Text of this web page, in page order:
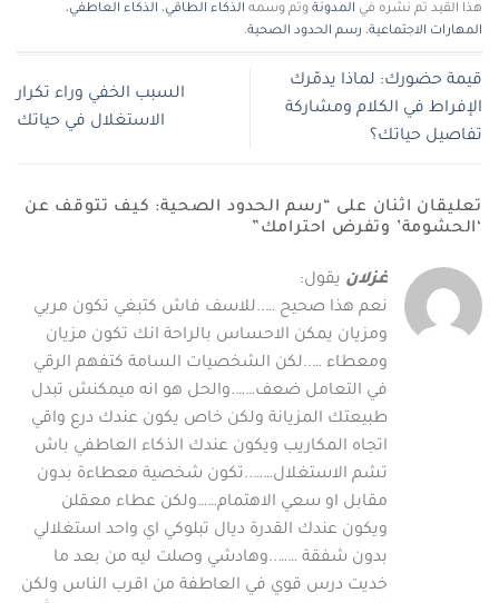
هذا القيد تم نشره في المدونة وتم وسمه الذكاء الطاقي، الذكاء العاطفي،
المهارات الاجتماعية، رسم الحدود الصحية.
قيمة حضورك: لماذا يدمّرك
الإفراط في الكلام ومشاركة
تفاصيل حياتك؟
السبب الخفي وراء تكرار
الاستغلال في حياتك
تعليقان اثنان على “رسم الحدود الصحية: كيف تتوقف عن
‘الحشومة’ وتفرض احترامك”
غزلان يقول:
نعم هذا صحيح …..للاسف فاش كتبغي تكون مربي
ومزيان يمكن الاحساس بالراحة انك تكون مزيان
ومعطاء …..لكن الشخصيات السامة كتفهم الرقي
في التعامل ضعف…….والحل هو انه ميمكنش تبدل
طبيعتك المزيانة ولكن خاص يكون عندك درع واقي
اتجاه المكاريب ويكون عندك الذكاء العاطفي باش
تشم الاستغلال……..تكون شخصية معطاءة بدون
مقابل او سعي الاهتمام……ولكن عطاء معقلن
ويكون عندك القدرة ديال تبلوكي اي واحد استغلالي
بدون شفقة ……..وهادشي وصلت ليه من بعد ما
خديت درس قوي في العاطفة من اقرب الناس ولكن